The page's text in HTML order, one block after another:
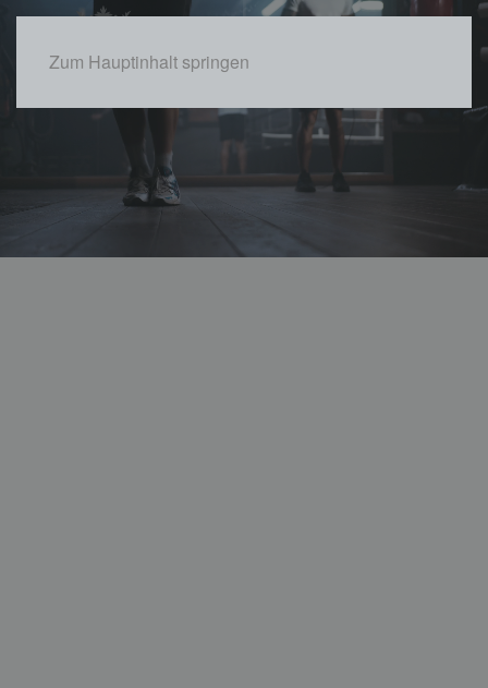
Zum Hauptinhalt springen